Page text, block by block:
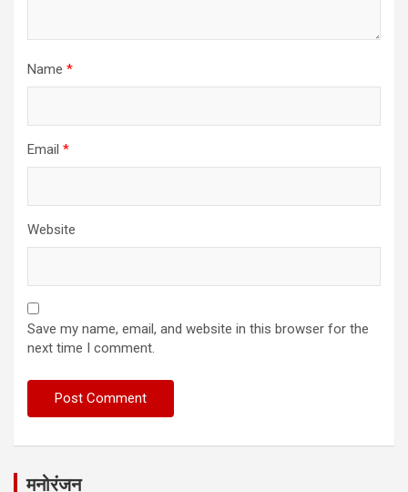
Name *
Email *
Website
Save my name, email, and website in this browser for the
next time I comment.
मनोरंजन